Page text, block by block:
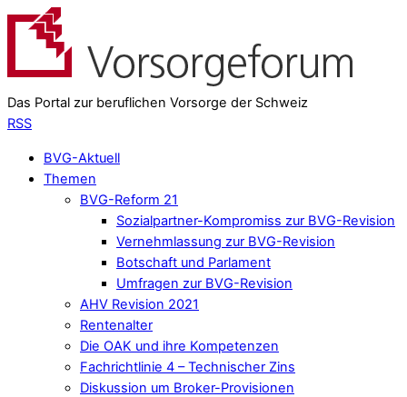
Das Portal zur beruflichen Vorsorge der Schweiz
RSS
BVG-Aktuell
Themen
BVG-Reform 21
Sozialpartner-Kompromiss zur BVG-Revision
Vernehmlassung zur BVG-Revision
Botschaft und Parlament
Umfragen zur BVG-Revision
AHV Revision 2021
Rentenalter
Die OAK und ihre Kompetenzen
Fachrichtlinie 4 – Technischer Zins
Diskussion um Broker-Provisionen